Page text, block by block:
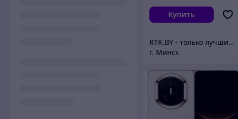
Купить
RTK.BY - только лучшие цены
г. Минск